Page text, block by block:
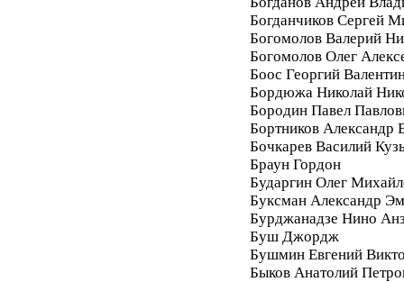
Богданчиков Сергей
Богомолов Валерий
Богомолов Олег
Боос Георгий
Бордюжа Николай
Бородин Павел
Бортников Александр
Бочкарев Василий
Браун Гордон
Бударгин Олег
Буксман Александр
Бурджанадзе Нино
Буш Джордж
Бушмин Евгений
Быков Анатолий